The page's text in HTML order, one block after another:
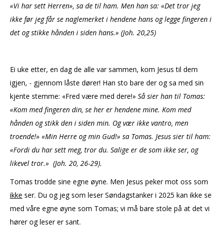
«Vi har sett Herren», sa de til ham. Men han sa: «Det tror jeg
ikke før jeg får se naglemerket i hendene hans og legge fingeren i
det og stikke hånden i siden hans.» (Joh. 20,25)
Ei uke etter, en dag de alle var sammen, kom Jesus til dem
igjen, - gjennom låste dører! Han sto bare der og sa med sin
kjente stemme: «Fred være med dere!» Så sier han til Tomas:
«Kom med fingeren din, se her er hendene mine. Kom med
hånden og stikk den i siden min. Og vær ikke vantro, men
troende!» «Min Herre og min Gud!» sa Tomas. Jesus sier til ham:
«Fordi du har sett meg, tror du. Salige er de som ikke ser, og
likevel tror.» (Joh. 20, 26-29).
Tomas trodde sine egne øyne. Men Jesus peker mot oss som
ikke ser. Du og jeg som leser Søndagstanker i 2025 kan ikke se
med våre egne øyne som Tomas; vi må bare stole på at det vi
hører og leser er sant.